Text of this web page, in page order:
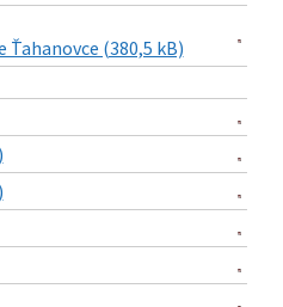
Ťahanovce (380,5 kB)